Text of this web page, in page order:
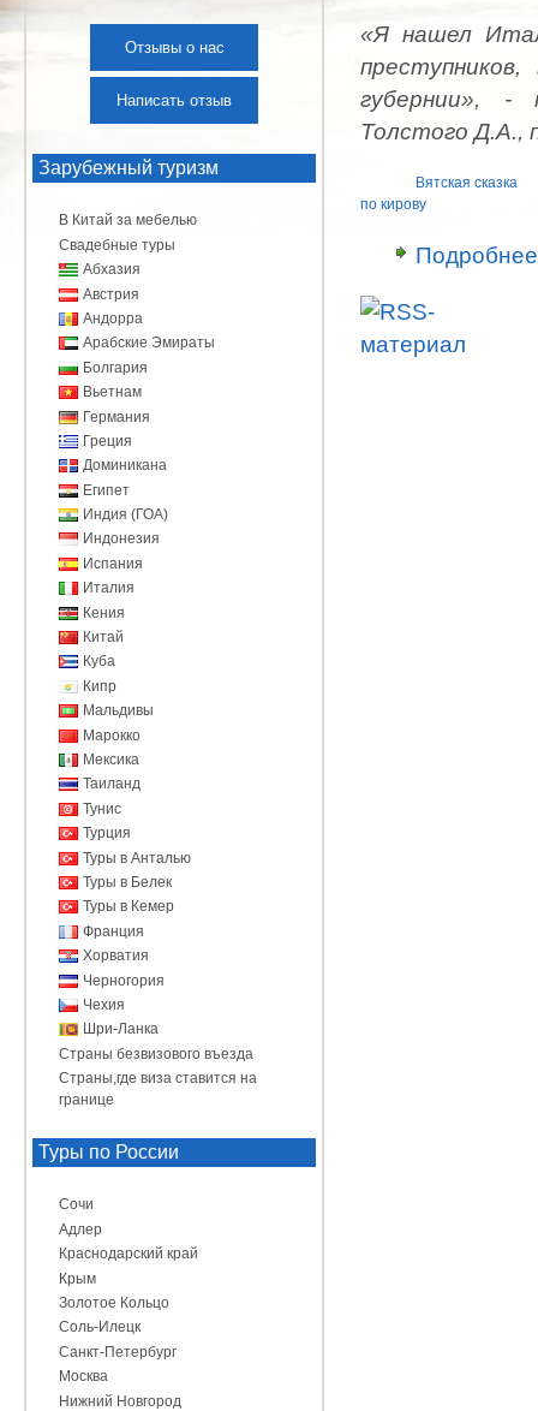
«Я нашел
губернии», -
Толстого Д.А.,
Вятская сказка
по кирову
Подробнее
Отзывы о нас
Написать отзыв
Зарубежный туризм
В Китай за мебелью
Свадебные туры
Абхазия
Австрия
Андорра
Арабские Эмираты
Болгария
Вьетнам
Германия
Греция
Доминикана
Египет
Индия (ГОА)
Индонезия
Испания
Италия
Кения
Китай
Куба
Кипр
Мальдивы
Марокко
Мексика
Таиланд
Тунис
Турция
Туры в Анталью
Туры в Белек
Туры в Кемер
Франция
Хорватия
Черногория
Чехия
Шри-Ланка
Страны безвизового въезда
Страны,где виза ставится на
границе
Туры по России
Сочи
Адлер
Краснодарский край
Крым
Золотое Кольцо
Соль-Илецк
Санкт-Петербург
Москва
Нижний Новгород